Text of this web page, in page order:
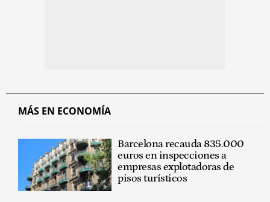
MÁS EN ECONOMÍA
Barcelona recauda 835.000
euros en inspecciones a
empresas explotadoras de
pisos turísticos